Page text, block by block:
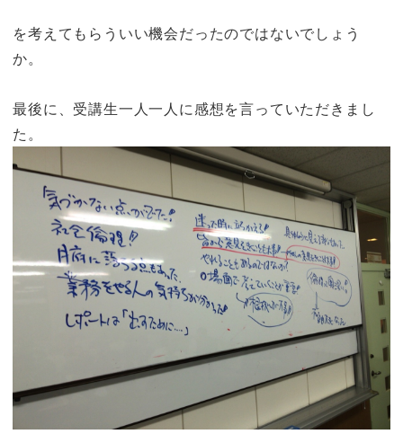
を考えてもらういい機会だったのではないでしょう
か。
最後に、受講生一人一人に感想を言っていただきまし
た。